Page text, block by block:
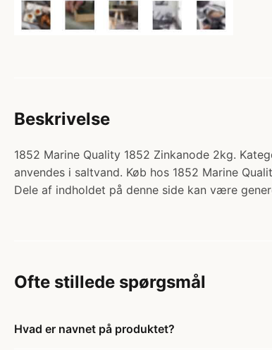
Beskrivelse
1852 Marine Quality 1852 Zinkanode 2kg.
anvendes i saltvand. Køb hos 1852 Marine
Dele af indholdet på denne side kan være
Ofte stillede spørgsmål
Hvad er navnet på produktet?